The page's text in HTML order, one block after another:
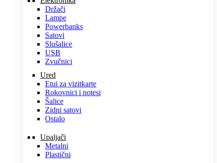
Držači
Lampe
Powerbanks
Satovi
Slušalice
USB
Zvučnici
Ured
Etui za vizitkarte
Rokovnici i notesi
Šalice
Zidni satovi
Ostalo
Upaljači
Metalni
Plastični